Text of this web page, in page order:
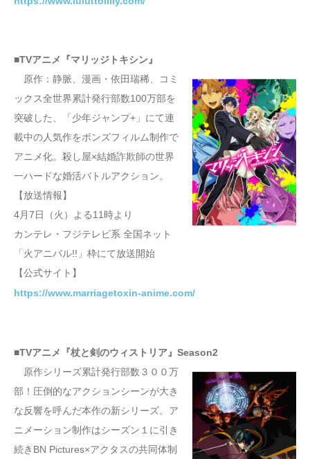
■TVアニメ『マリッジトキシン』
原作：静脈、漫画・依⽥瑞稀、コミ
ックス全世界累計発行部数100万部を
突破した、「少年ジャンプ+」にて連
載中の人気作をボンズフィルム制作で
アニメ化。殺し屋×結婚詐欺師の世界
⼀ハードな婚活バトルアクション。
【放送情報】
4月7日（火）よる11時より
カンテレ・フジテレビ系 全国ネット
「火アニバル!!」枠にて放送開始
【公式サイト】
https://www.marriagetoxin-anime.com/
■TVアニメ『杖と剣のウィストリア』Season2
原作シリーズ累計発行部数３００万
部！圧倒的なアクションシーンが大き
な反響を呼んだ本作の新シリーズ。ア
ニメーション制作はシーズン１に引き
続きBN Pictures×アクタスの共同体制